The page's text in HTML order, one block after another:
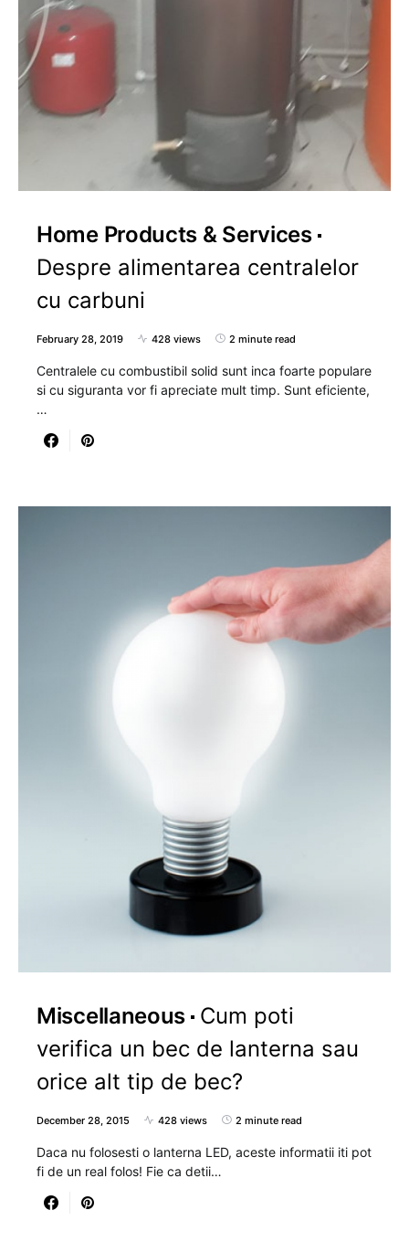
Home Products & Services
Despre alimentarea centralelor
cu carbuni
February 28, 2019 428 views 2 minute read
Centralele cu combustibil solid sunt inca foarte populare
si cu siguranta vor fi apreciate mult timp. Sunt eficiente,
…
Miscellaneous Cum poti
verifica un bec de lanterna sau
orice alt tip de bec?
December 28, 2015 428 views 2 minute read
Daca nu folosesti o lanterna LED, aceste informatii iti pot
fi de un real folos! Fie ca detii…